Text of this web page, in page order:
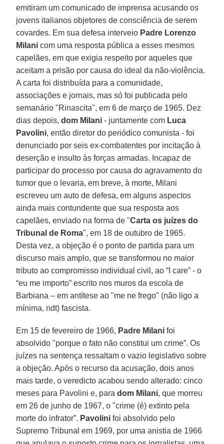
emitiram um comunicado de imprensa acusando os
jovens italianos objetores de consciência de serem
covardes. Em sua defesa interveio Padre Lorenzo
Milani com uma resposta pública a esses mesmos
capelães, em que exigia respeito por aqueles que
aceitam a prisão por causa do ideal da não-violência.
A carta foi distribuída para a comunidade,
associações e jornais, mas só foi publicada pelo
semanário "Rinascita", em 6 de março de 1965. Dez
dias depois,dom Milani - juntamente com Luca
Pavolini, então diretor do periódico comunista - foi
denunciado por seis ex-combatentes por incitação à
deserção e insulto às forças armadas. Incapaz de
participar do processo por causa do agravamento do
tumor que o levaria, em breve, à morte, Milani
escreveu um auto de defesa, em alguns aspectos
ainda mais contundente que sua resposta aos
capelães, enviado na forma de "Carta os juízes do
Tribunal de Roma", em 18 de outubro de 1965.
Desta vez, a objeção é o ponto de partida para um
discurso mais amplo, que se transformou no maior
tributo ao compromisso individual civil, ao “I care” - o
“eu me importo” escrito nos muros da escola de
Barbiana – em antítese ao "me ne frego" (não ligo a
mínima, ndt) fascista.
Em 15 de fevereiro de 1966, Padre Milani foi
absolvido "porque o fato não constitui um crime”. Os
juízes na sentença ressaltam o vazio legislativo sobre
a objeção. Após o recurso da acusação, dois anos
mais tarde, o veredicto acabou sendo alterado: cinco
meses para Pavolini e, paradom Milani, que morreu
em 26 de junho de 1967, o "crime (é) extinto pela
morte do infrator”. Pavolini foi absolvido pelo
Supremo Tribunal em 1969, por uma anistia de 1966